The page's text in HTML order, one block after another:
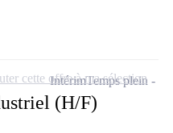
(H/F)
IntérimTemps plein
cette offre à ma sélection